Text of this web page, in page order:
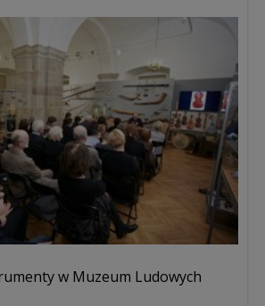
w Muzeum Ludowych